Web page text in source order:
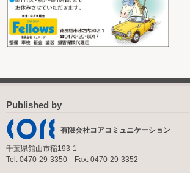
Published by
有限会社コアコミュニケーション
千葉県館山市稲193-1
Tel: 0470-29-3350 Fax: 0470-29-3352